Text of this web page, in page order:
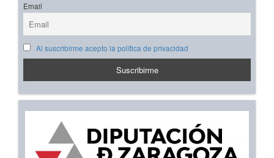
Email
Al suscribirme acepto la política de privacidad